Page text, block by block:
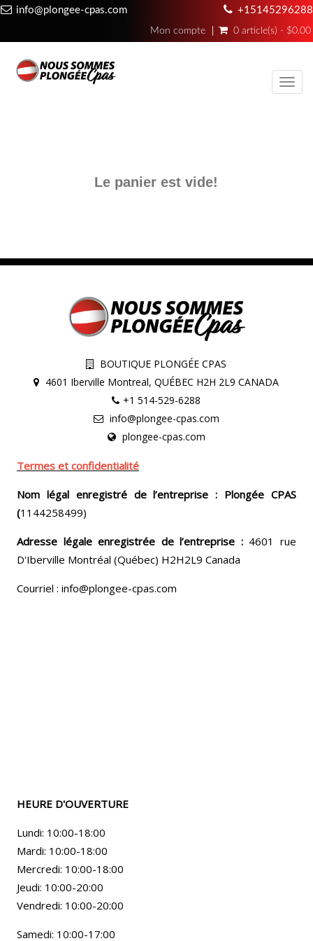
info@plongee-cpas.com +15145296288
Mon compte 0 article(s) - $0.00
Le panier est vide!
BOUTIQUE PLONGÉE CPAS
4601 Iberville Montreal, QUÉBEC H2H 2L9 CANADA
+1 514-529-6288
info@plongee-cpas.com
plongee-cpas.com
Termes et confidentialité
Nom légal enregistré de l’entreprise : Plongée CPAS
(1144258499)
Adresse légale enregistrée de l’entreprise :4601 rue
D'Iberville Montréal (Québec) H2H2L9 Canada
Courriel : info@plongee-cpas.com
HEURE D'OUVERTURE
Lundi: 10:00-18:00
Mardi: 10:00-18:00
Mercredi: 10:00-18:00
Jeudi: 10:00-20:00
Vendredi: 10:00-20:00
Samedi: 10:00-17:00